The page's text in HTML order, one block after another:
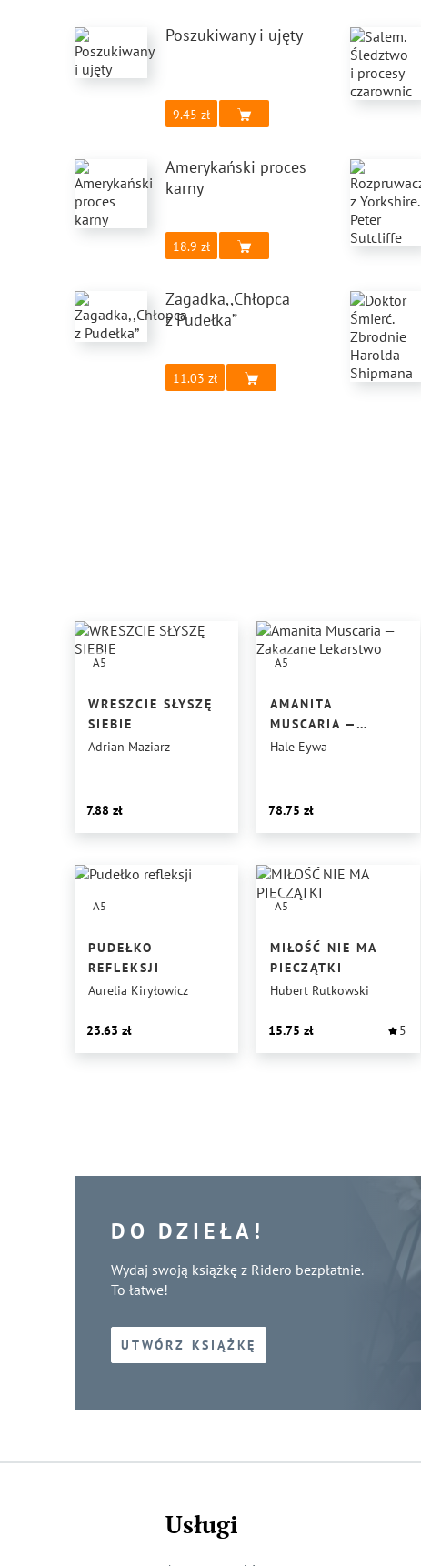
Poszukiwany i ujęty
9.45
Amerykański proces
karny
18.9
Zagadka,,Chłopca
z Pudełka”
11.03
A5
WRESZCIE SŁYSZĘ
SIEBIE
Adrian Maziarz
7.88
A5
AMANITA
MUSCARIA —
ZAKAZANE
Hale Eywa
78.75
A5
PUDEŁKO
REFLEKSJI
Aurelia Kiryłowicz
23.63
A5
MIŁOŚĆ NIE MA
PIECZĄTKI
Hubert Rutkowski
15.75 5
DO DZIEŁA!
Wydaj swoją książkę z Ridero bezpłatnie.
To łatwe!
UTWÓRZ KSIĄŻKĘ
Usługi